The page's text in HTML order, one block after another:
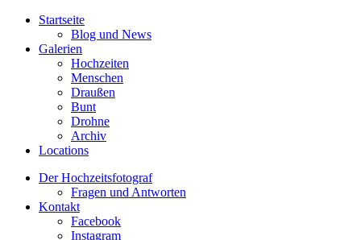
Startseite
Blog und News
Galerien
Hochzeiten
Menschen
Draußen
Bunt
Drohne
Archiv
Locations
Der Hochzeitsfotograf
Fragen und Antworten
Kontakt
Facebook
Instagram